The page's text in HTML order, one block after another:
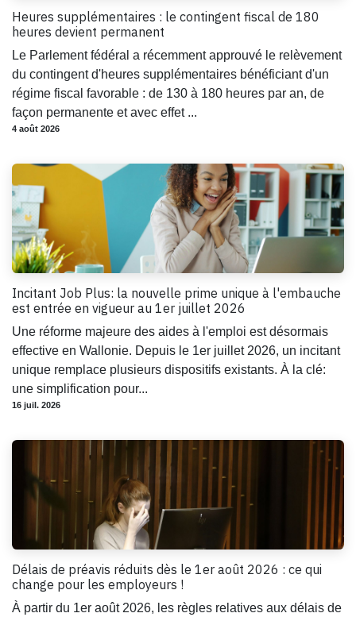
Heures supplémentaires : le contingent fiscal de 180
heures devient permanent
Le Parlement fédéral a récemment approuvé le relèvement
du contingent d'heures supplémentaires bénéficiant d'un
régime fiscal favorable : de 130 à 180 heures par an, de
façon permanente et avec effet ...
4 août 2026
Incitant Job Plus: la nouvelle prime unique à l'embauche
est entrée en vigueur au 1er juillet 2026
Une réforme majeure des aides à l'emploi est désormais
effective en Wallonie. Depuis le 1er juillet 2026, un incitant
unique remplace plusieurs dispositifs existants. À la clé:
une simplification pour...
16 juil. 2026
Délais de préavis réduits dès le 1er août 2026 : ce qui
change pour les employeurs !
À partir du 1er août 2026, les règles relatives aux délais de